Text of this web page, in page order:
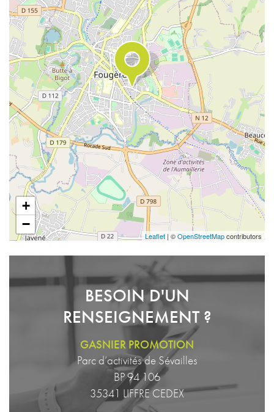
+
−
Leaflet | ©OpenStreetMapcontributors
BESOIN D'UN
RENSEIGNEMENT ?
GASNIER PROMOTION
Parc d’activités de Sévailles
BP 94 106
35341 LIFFRE CEDEX